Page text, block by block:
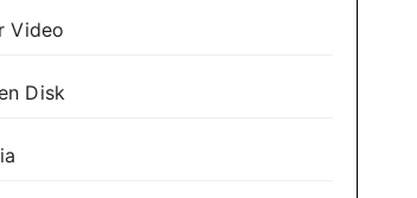
Video
Disk